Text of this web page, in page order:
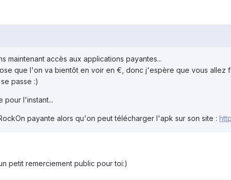
maintenant accès aux applications payantes...
que l'on va bientôt en voir en €, donc j'espère que vous
passe :)
pour l'instant...
payante alors qu'on peut télécharger l'apk sur son site :
petit remerciement public pour toi:)